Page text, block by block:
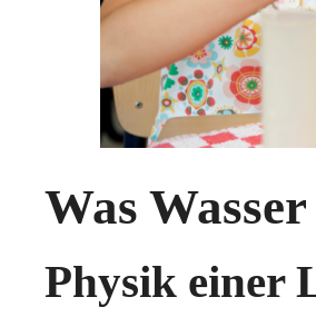
Was
Physik einer